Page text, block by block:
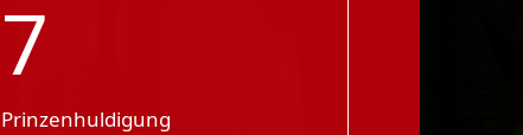
7
Prinzenhuldigung